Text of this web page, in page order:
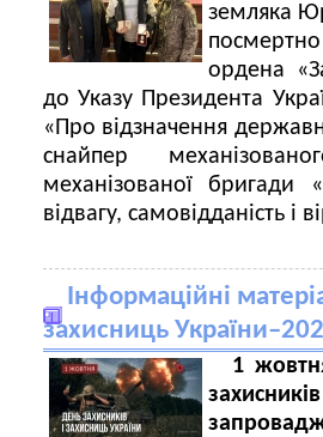
земляка
ордена
до Указу Президента
«Про відзначення
снайпер
механізованої бригади
відвагу, самовідданість і
Інформаційні
захисниць
1